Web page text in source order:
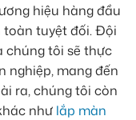
hiệu hàng đầu
toàn tuyệt đối. Đội
chúng tôi sẽ thực
nghiệp, mang đến
ra, chúng tôi còn
như lắp màn